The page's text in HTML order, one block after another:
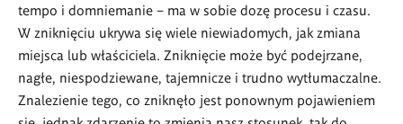
tempo i domniemanie – ma w sobie dozę procesu i czasu.
W zniknięciu ukrywa się wiele niewiadomych, jak zmiana
miejsca lub właściciela. Zniknięcie może być podejrzane,
nagłe, niespodziewane, tajemnicze i trudno wytłumaczalne.
Znalezienie tego, co zniknęło jest ponownym pojawieniem